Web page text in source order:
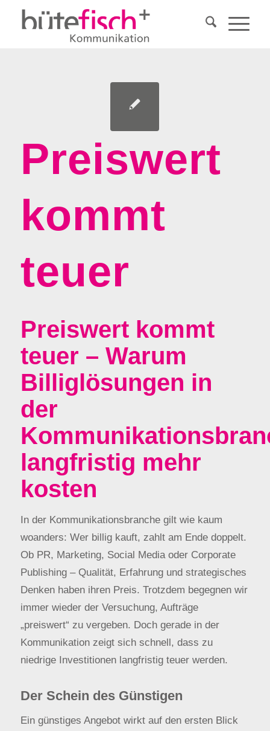
Preiswert
kommt
teuer
Preiswert kommt
teuer – Warum
Billiglösungen in
der
langfristig mehr
kosten
In der Kommunikationsbranche gilt wie kaum
woanders: Wer billig kauft, zahlt am Ende doppelt.
Ob PR, Marketing, Social Media oder Corporate
Publishing – Qualität, Erfahrung und strategisches
Denken haben ihren Preis. Trotzdem begegnen wir
immer wieder der Versuchung, Aufträge
„preiswert“ zu vergeben. Doch gerade in der
Kommunikation zeigt sich schnell, dass zu
niedrige Investitionen langfristig teuer werden.
Der Schein des Günstigen
Ein günstiges Angebot wirkt auf den ersten Blick